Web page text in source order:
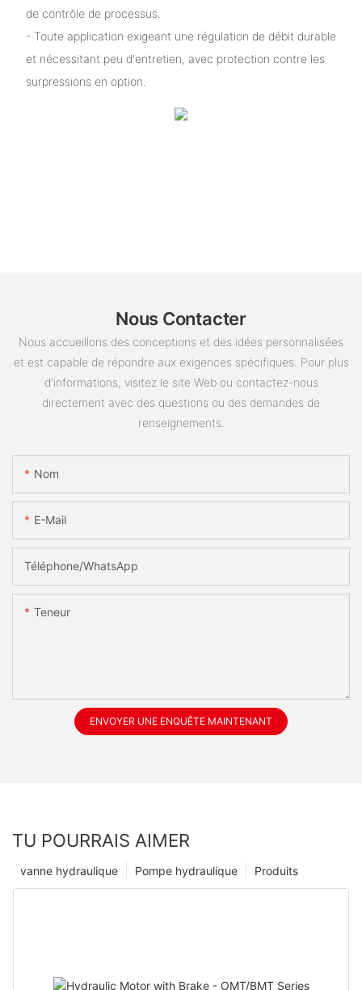
de contrôle de processus.
- Toute application exigeant une régulation de débit durable
et nécessitant peu d'entretien, avec protection contre les
surpressions en option.
Nous Contacter
Nous accueillons des conceptions et des idées personnalisées
et est capable de répondre aux exigences spécifiques. Pour plus
d'informations, visitez le site Web ou contactez-nous
directement avec des questions ou des demandes de
renseignements.
Nom
E-Mail
Téléphone/WhatsApp
Teneur
ENVOYER UNE ENQUÊTE MAINTENANT
TU POURRAIS AIMER
Produits
Pompe hydraulique
vanne hydraulique